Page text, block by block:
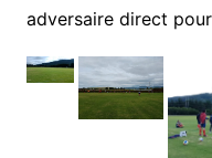
adversaire direct